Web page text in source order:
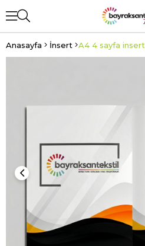
Anasayfa İnsert A4 4 sayfa insert